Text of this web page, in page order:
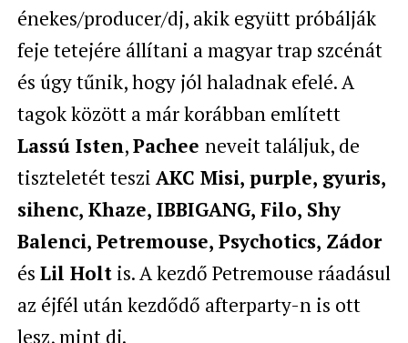
énekes/producer/dj, akik együtt próbálják
feje tetejére állítani a magyar trap szcénát
és úgy tűnik, hogy jól haladnak efelé. A
tagok között a már korábban említett
Lassú Isten,Pachee neveit találjuk, de
tiszteletét tesziAKC Misi, purple, gyuris,
sihenc, Khaze, IBBIGANG, Filo, Shy
Balenci, Petremouse, Psychotics, Zádor
és Lil Holtis. A kezdő Petremouse ráadásul
az éjfél után kezdődő afterparty-n is ott
lesz, mint dj.